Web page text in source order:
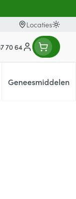
Locaties
70 64
Klant menu
EHBO categorie
voor Dieren en
Geneesmiddelen
Toon